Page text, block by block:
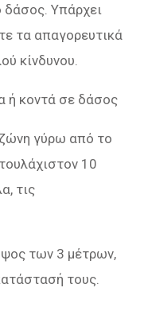
Υπάρχει
τα απαγορευτικά
κίνδυνου.
ή κοντά σε δάσος
ζώνη γύρω από το
10
τις
των 3 μέτρων,
τους.